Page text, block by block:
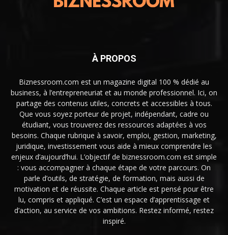
À PROPOS
Biznessroom.com est un magazine digital 100 % dédié au
business, à l’entrepreneuriat et au monde professionnel. Ici, on
partage des contenus utiles, concrets et accessibles à tous.
Que vous soyez porteur de projet, indépendant, cadre ou
étudiant, vous trouverez des ressources adaptées à vos
besoins. Chaque rubrique à savoir, emploi, gestion, marketing,
juridique, investissement vous aide à mieux comprendre les
enjeux d’aujourd’hui. L’objectif de biznessroom.com est simple
: vous accompagner à chaque étape de votre parcours. On
parle d’outils, de stratégie, de formation, mais aussi de
motivation et de réussite. Chaque article est pensé pour être
lu, compris et appliqué. C’est un espace d’apprentissage et
d’action, au service de vos ambitions. Restez informé, restez
inspiré.